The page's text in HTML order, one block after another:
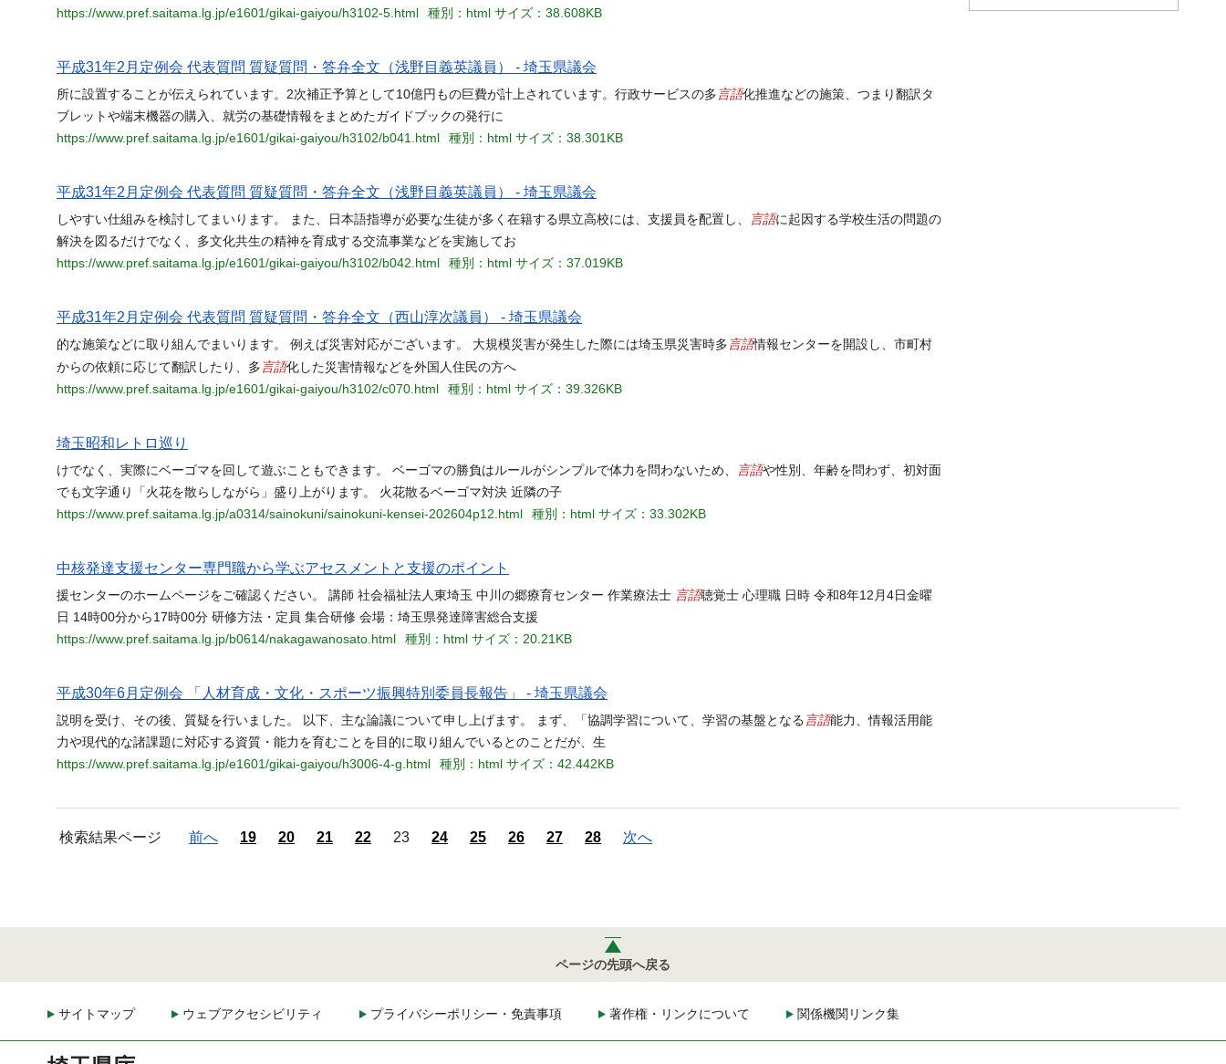
https://www.pref.saitama.lg.jp/e1601/gikai-gaiyou/h3102-5.html
種別：html サイズ：38.608KB
平成31年2月定例会 代表質問 質疑質問・答弁全文（浅野目義英議員） - 埼玉県議会
所に設置することが伝えられています。2次補正予算として10億円もの巨費が計上されています。行政サービスの多 言語化推進などの施策、つまり翻訳タ
ブレットや端末機器の購入、就労の基礎情報をまとめたガイドブックの発行に
https://www.pref.saitama.lg.jp/e1601/gikai-gaiyou/h3102/b041.html
種別：html サイズ：38.301KB
平成31年2月定例会 代表質問 質疑質問・答弁全文（浅野目義英議員） - 埼玉県議会
しやすい仕組みを検討してまいります。 また、日本語指導が必要な生徒が多く在籍する県立高校には、支援員を配置し、 言語に起因する学校生活の問題の
解決を図るだけでなく、多文化共生の精神を育成する交流事業などを実施してお
https://www.pref.saitama.lg.jp/e1601/gikai-gaiyou/h3102/b042.html
種別：html サイズ：37.019KB
平成31年2月定例会 代表質問 質疑質問・答弁全文（西山淳次議員） - 埼玉県議会
的な施策などに取り組んでまいります。 例えば災害対応がございます。 大規模災害が発生した際には埼玉県災害時多 言語情報センターを開設し、市町村
からの依頼に応じて翻訳したり、多 言語化した災害情報などを外国人住民の方へ
https://www.pref.saitama.lg.jp/e1601/gikai-gaiyou/h3102/c070.html
種別：html サイズ：39.326KB
埼玉昭和レトロ巡り
けでなく、実際にベーゴマを回して遊ぶこともできます。 ベーゴマの勝負はルールがシンプルで体力を問わないため、 言語や性別、年齢を問わず、初対面
でも文字通り「火花を散らしながら」盛り上がります。 火花散るベーゴマ対決 近隣の子
https://www.pref.saitama.lg.jp/a0314/sainokuni/sainokuni-kensei-202604p12.html
種別：html サイズ：33.302KB
中核発達支援センター専門職から学ぶアセスメントと支援のポイント
援センターのホームページをご確認ください。 講師 社会福祉法人東埼玉 中川の郷療育センター 作業療法士 言語聴覚士 心理職 日時 令和8年12月4日金曜
日 14時00分から17時00分 研修方法・定員 集合研修 会場：埼玉県発達障害総合支援
https://www.pref.saitama.lg.jp/b0614/nakagawanosato.html
種別：html サイズ：20.21KB
平成30年6月定例会 「人材育成・文化・スポーツ振興特別委員長報告」 - 埼玉県議会
説明を受け、その後、質疑を行いました。 以下、主な論議について申し上げます。 まず、「協調学習について、学習の基盤となる 言語能力、情報活用能
力や現代的な諸課題に対応する資質・能力を育むことを目的に取り組んでいるとのことだが、生
https://www.pref.saitama.lg.jp/e1601/gikai-gaiyou/h3006-4-g.html
種別：html サイズ：42.442KB
検索結果ページ 前へ 19 20 21 22 23 24 25 26 27 28 次へ
ページの先頭へ戻る
サイトマップ ウェブアクセシビリティ プライバシーポリシー・免責事項 著作権・リンクについて 関係機関リンク集